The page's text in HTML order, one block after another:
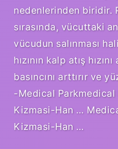
nedenlerinden biridir.
sırasında, vücuttaki
vücudun salınması
hızının kalp atış
basıncını arttırır ve
-Medical Parkmedical
Kizmasi-Han …
Kizmasi-Han …